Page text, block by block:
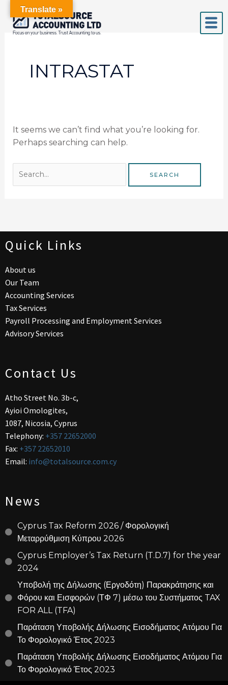
content
INTRASTAT
It seems we can’t find what you’re looking for.
Perhaps searching can help.
Search
for:
Quick Links
About us
Our Team
Accounting Services
Tax Services
Payroll Processing and Employment Services
Advisory Services
Contact Us
Atho Street No. 3b-c,
Ayioi Omologites,
1087, Nicosia, Cyprus
Telephony: +357 22652000
Fax: +357 22652010
Email: info@totalsource.com.cy
News
Cyprus Tax Reform 2026 / Φορολογική
Μεταρρύθμιση Κύπρου 2026
Cyprus Employer’s Tax Return (T.D.7) for the year
2024
Υποβολή της Δήλωσης (Εργοδότη) Παρακράτησης και
Φόρου και Εισφορών (ΤΦ 7) μέσω του Συστήματος TAX
FOR ALL (TFA)
Παράταση Υποβολής Δήλωσης Εισοδήματος Ατόμου Για
Το Φορολογικό Έτος 2023
Παράταση Υποβολής Δήλωσης Εισοδήματος Ατόμου Για
Το Φορολογικό Έτος 2023
Translate »